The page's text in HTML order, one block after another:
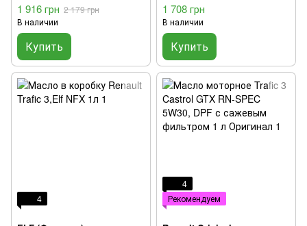
1 916 грн 2 179 грн
В наличии
Купить
1 708 грн
В наличии
Купить
4
4
Рекомендуем